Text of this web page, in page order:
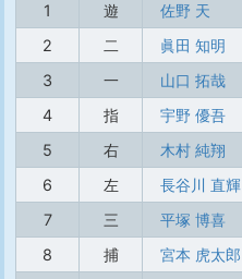
1
遊 佐野 天
2
二 眞田 知明
3
一 山口 拓哉
4
指 宇野 優吾
5
右 木村 純翔
6
左 長谷川 直輝
7
三 平塚 博喜
8
捕 宮本 虎太郎